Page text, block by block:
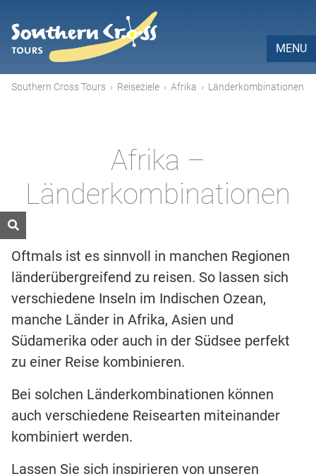
MENU
Southern Cross Tours › Reiseziele › Afrika › Länderkombinationen
Afrika –
Länderkombinationen
Oftmals ist es sinnvoll in manchen Regionen
länderübergreifend zu reisen. So lassen sich
verschiedene Inseln im Indischen Ozean,
manche Länder in Afrika, Asien und
Südamerika oder auch in der Südsee perfekt
zu einer Reise kombinieren.
Bei solchen Länderkombinationen können
auch verschiedene Reisearten miteinander
kombiniert werden.
Lassen Sie sich inspirieren von unseren